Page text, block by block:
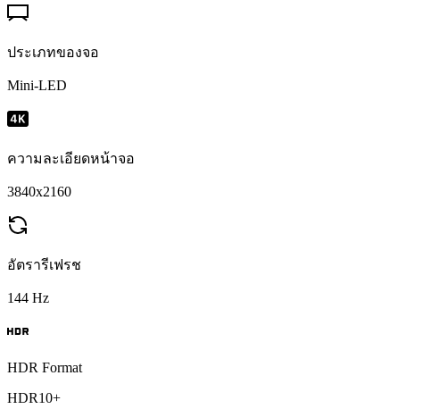
ประเภทของจอ
Mini-LED
ความละเอียดหน้าจอ
3840x2160
อัตรารีเฟรช
144 Hz
HDR Format
HDR10+